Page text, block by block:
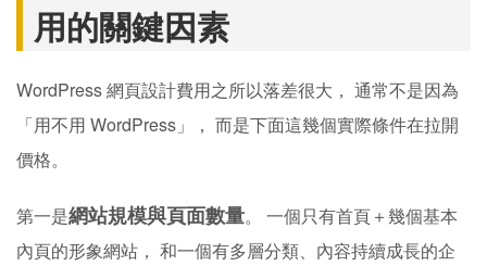
用的關鍵因素
WordPress 網頁設計費用之所以落差很大， 通常不是因為
「用不用 WordPress」， 而是下面這幾個實際條件在拉開
價格。
第一是網站規模與頁面數量。 一個只有首頁＋幾個基本
內頁的形象網站， 和一個有多層分類、內容持續成長的企